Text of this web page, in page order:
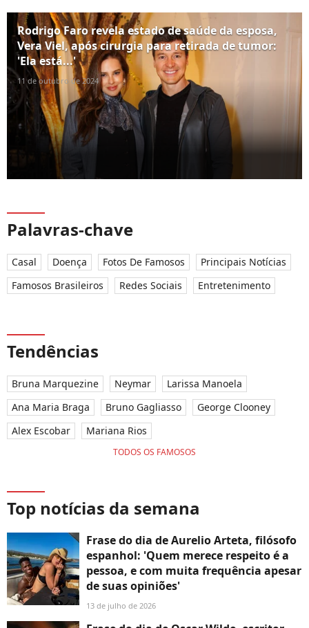
Rodrigo Faro revela estado de saúde da esposa,
Vera Viel, após cirurgia para retirada de tumor:
'Ela está...'
11 de outubro de 2024
Palavras-chave
Casal Doença Fotos De Famosos
Principais Notícias
Famosos Brasileiros
Redes Sociais Entretenimento
Tendências
Bruna Marquezine Neymar
Larissa Manoela
Ana Maria Braga
Bruno Gagliasso
George Clooney
Alex Escobar
Mariana Rios
TODOS OS FAMOSOS
Top notícias da semana
Frase do dia de Aurelio Arteta, filósofo
espanhol: 'Quem merece respeito é a
pessoa, e com muita frequência apesar
de suas opiniões'
13 de julho de 2026